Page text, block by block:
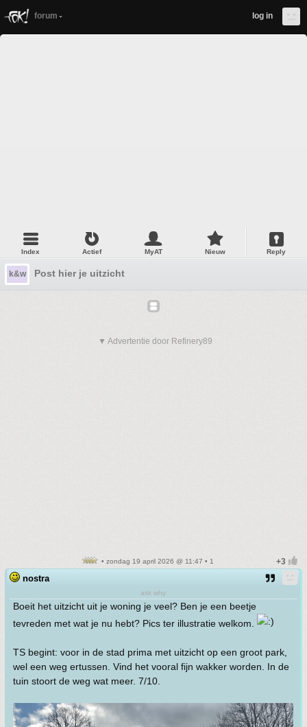
forum log in
Index Actief MyAT Nieuw Reply
k&w Post hier je uitzicht
▼ Advertentie door Refinery89
• zondag 19 april 2026 @ 11:47 • 1
nostra
ask why
Boeit het uitzicht uit je woning je veel? Ben je een beetje
tevreden met wat je nu hebt? Pics ter illustratie welkom.
TS begint: voor in de stad prima met uitzicht op een groot park,
wel een weg ertussen. Vind het vooral fijn wakker worden. In de
tuin stoort de weg wat meer. 7/10.